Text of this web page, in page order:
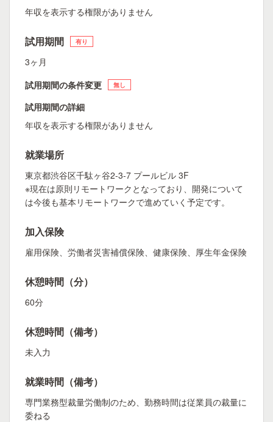
年収を表示する権限がありません
試用期間 有り
3ヶ月
試用期間の条件変更
無し
試用期間の詳細
年収を表示する権限がありません
就業場所
東京都渋谷区千駄ヶ谷2-3-7 プールビル 3F
※現在は原則リモートワークとなっており、開発について
は今後も基本リモートワークで進めていく予定です。
加入保険
雇用保険、労働者災害補償保険、健康保険、厚生年金保険
休憩時間（分）
60分
休憩時間（備考）
未入力
就業時間（備考）
専門業務型裁量労働制のため、勤務時間は従業員の裁量に
委ねる